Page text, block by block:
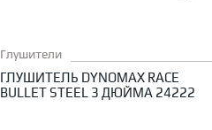
Глушители
ГЛУШИТЕЛЬ DYNOMAX RACE
BULLET STEEL 3 ДЮЙМА 24222